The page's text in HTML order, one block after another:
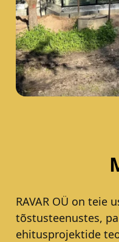
RAVAR OÜ on teie
tõstusteenustes,
ehitusprojektide